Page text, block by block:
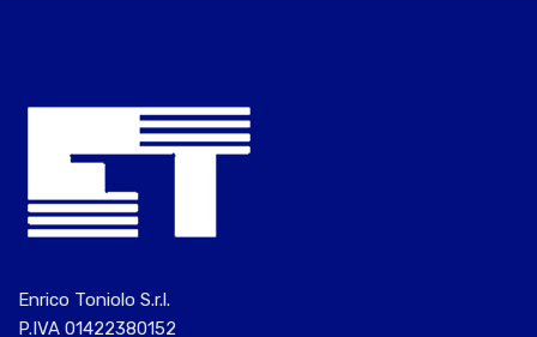
Enrico Toniolo S.r.l.
P.IVA 01422380152